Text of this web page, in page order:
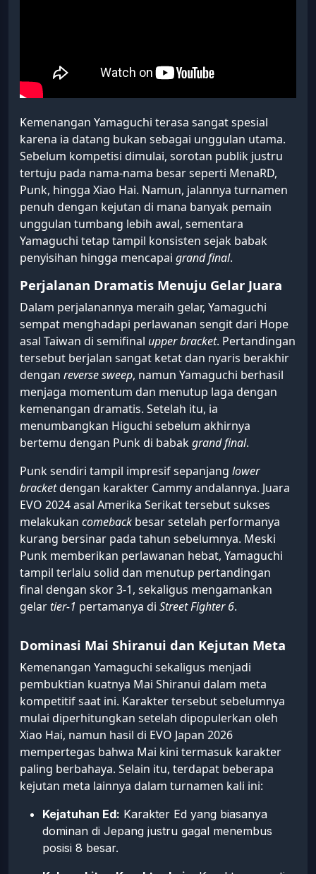
Kemenangan Yamaguchi terasa sangat spesial
karena ia datang bukan sebagai unggulan utama.
Sebelum kompetisi dimulai, sorotan publik justru
tertuju pada nama-nama besar seperti MenaRD,
Punk, hingga Xiao Hai. Namun, jalannya turnamen
penuh dengan kejutan di mana banyak pemain
unggulan tumbang lebih awal, sementara
Yamaguchi tetap tampil konsisten sejak babak
penyisihan hingga mencapai grand final.
Perjalanan Dramatis Menuju Gelar Juara
Dalam perjalanannya meraih gelar, Yamaguchi
sempat menghadapi perlawanan sengit dari Hope
asal Taiwan di semifinal upper bracket. Pertandingan
tersebut berjalan sangat ketat dan nyaris berakhir
dengan reverse sweep, namun Yamaguchi berhasil
menjaga momentum dan menutup laga dengan
kemenangan dramatis. Setelah itu, ia
menumbangkan Higuchi sebelum akhirnya
bertemu dengan Punk di babakgrand final.
Punk sendiri tampil impresif sepanjang lower
bracketdengan karakter Cammy andalannya. Juara
EVO 2024 asal Amerika Serikat tersebut sukses
melakukan comeback besar setelah performanya
kurang bersinar pada tahun sebelumnya. Meski
Punk memberikan perlawanan hebat, Yamaguchi
tampil terlalu solid dan menutup pertandingan
final dengan skor 3-1, sekaligus mengamankan
gelar tier-1 pertamanya di Street Fighter 6.
Dominasi Mai Shiranui dan Kejutan Meta
Kemenangan Yamaguchi sekaligus menjadi
pembuktian kuatnya Mai Shiranui dalam meta
kompetitif saat ini. Karakter tersebut sebelumnya
mulai diperhitungkan setelah dipopulerkan oleh
Xiao Hai, namun hasil di EVO Japan 2026
mempertegas bahwa Mai kini termasuk karakter
paling berbahaya. Selain itu, terdapat beberapa
kejutan meta lainnya dalam turnamen kali ini:
Kejatuhan Ed: Karakter Ed yang biasanya
dominan di Jepang justru gagal menembus
posisi 8 besar.